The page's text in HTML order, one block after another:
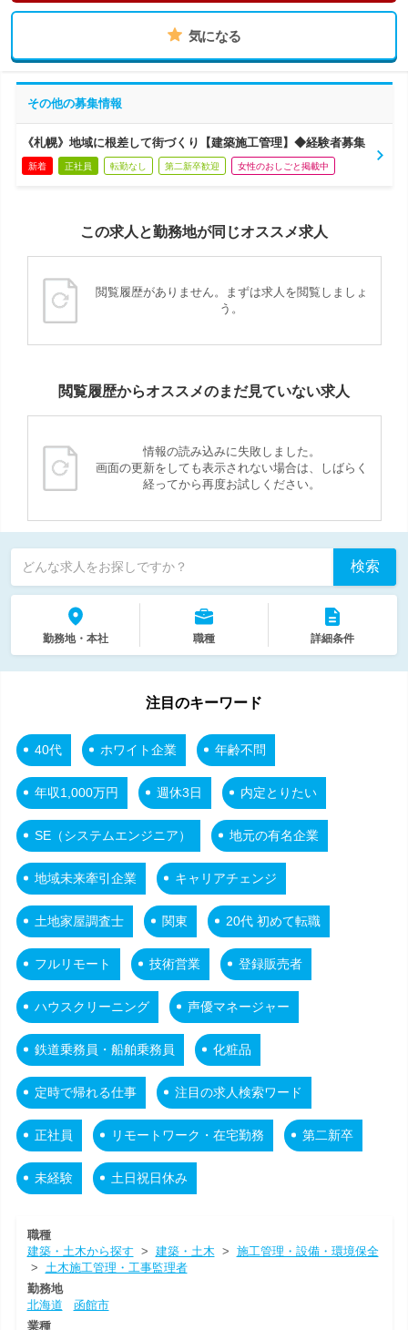
気になる
その他の募集情報
《札幌》地域に根差して街づくり【建築施工管理】◆経験者募集
新着 正社員 転勤なし 第二新卒歓迎 女性のおしごと掲載中
この求人と勤務地が同じオススメ求人
閲覧履歴がありません。まずは求人を閲覧しましょ
う。
閲覧履歴からオススメのまだ見ていない求人
情報の読み込みに失敗しました。
画面の更新をしても表示されない場合は、しばらく
経ってから再度お試しください。
どんな求人をお探しですか？ 検索
勤務地・本社 職種 詳細条件
注目のキーワード
40代 ホワイト企業 年齢不問
年収1,000万円 週休3日 内定とりたい
SE（システムエンジニア） 地元の有名企業
地域未来牽引企業 キャリアチェンジ
土地家屋調査士 関東 20代 初めて転職
フルリモート 技術営業 登録販売者
ハウスクリーニング 声優マネージャー
鉄道乗務員・船舶乗務員 化粧品
定時で帰れる仕事 注目の求人検索ワード
正社員 リモートワーク・在宅勤務 第二新卒
未経験 土日祝日休み
職種
建築・土木から探す > 建築・土木 > 施工管理・設備・環境保全
> 土木施工管理・工事監理者
勤務地
北海道
函館市
業種